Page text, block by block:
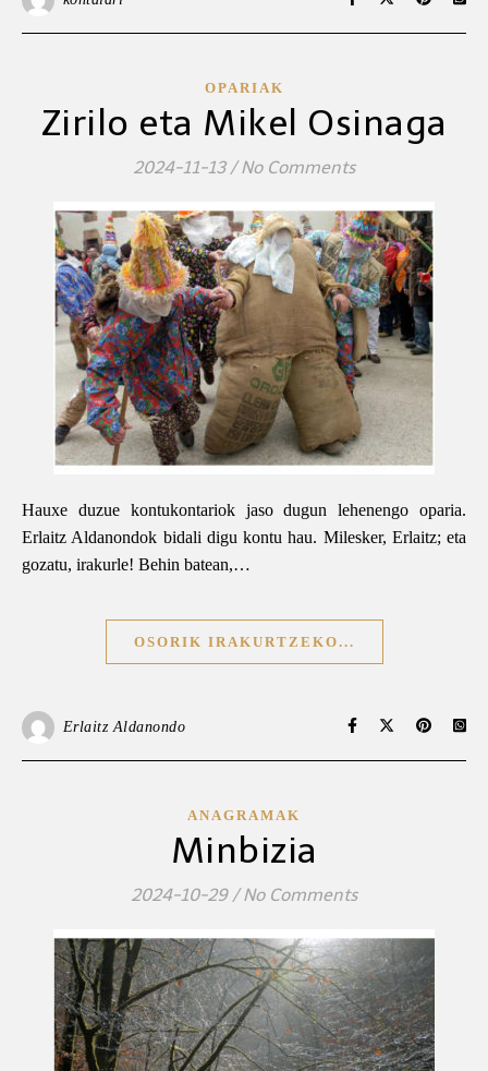
OPARIAK
Zirilo eta Mikel Osinaga
2024-11-13 / No Comments
Hauxe duzue kontukontariok jaso dugun lehenengo oparia.
Erlaitz Aldanondok bidali digu kontu hau. Milesker, Erlaitz; eta
gozatu, irakurle! Behin batean,…
OSORIK IRAKURTZEKO...
Erlaitz Aldanondo
ANAGRAMAK
Minbizia
2024-10-29 / No Comments